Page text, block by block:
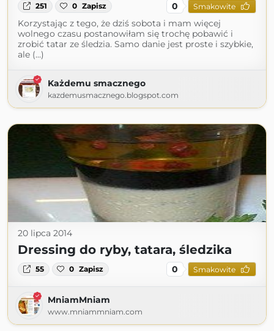
251 0 Zapisz 0 Smakowite
Korzystając z tego, że dziś sobota i mam więcej
wolnego czasu postanowiłam się trochę pobawić i
zrobić tatar ze śledzia. Samo danie jest proste i szybkie,
ale (...)
Każdemu smacznego
kazdemusmacznego.blogspot.com
20 lipca 2014
Dressing do ryby, tatara, śledzika
55 0 Zapisz 0 Smakowite
MniamMniam
www.mniammniam.com